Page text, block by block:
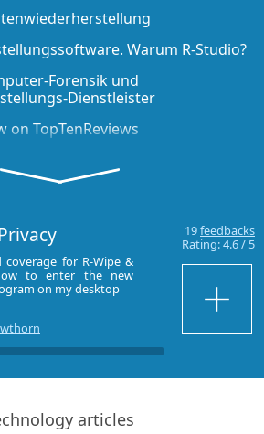
Warum R-Studio?
Forensik und
Dienstleister
on TopTenReviews
der Erfolgsaussichten bei
überschriebener Daten
mit R-Studio
Computer
19feedbacks
Rating:4.6/ 5
for R-Wipe &
to enter the new
on my desktop
Assuming 5 is
to navigate,
articles